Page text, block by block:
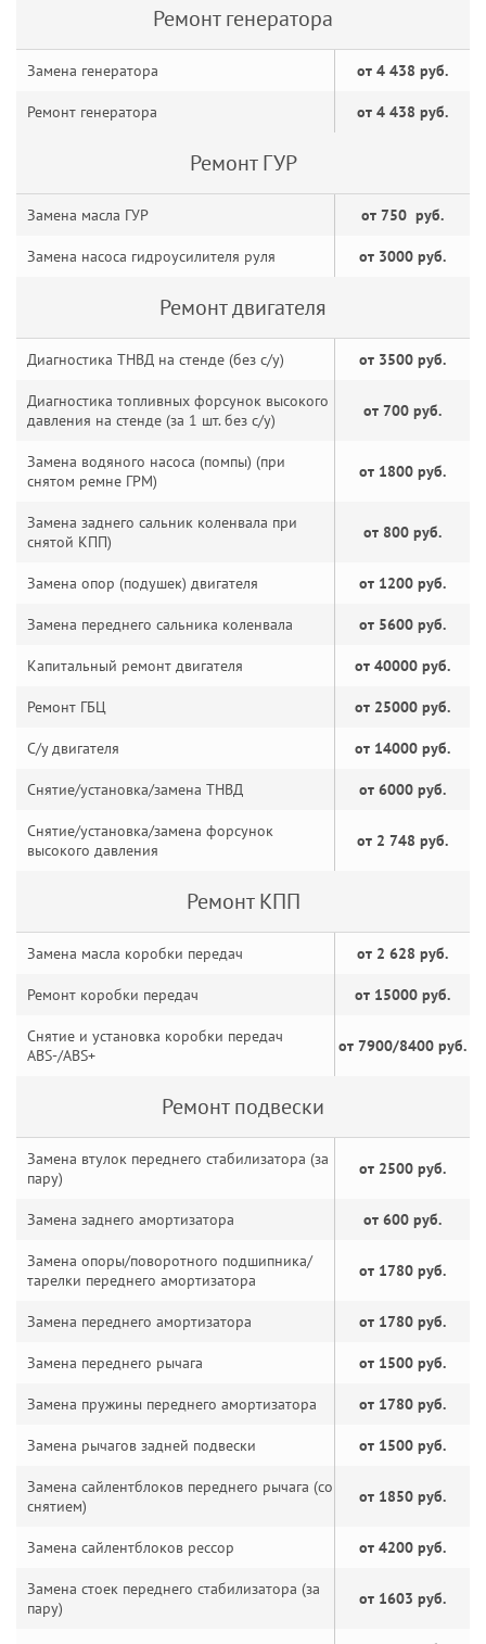
Ремонт генератора
Замена генератора от 4 438 руб.
Ремонт генератора от 4 438 руб.
Ремонт ГУР
Замена масла ГУР от 750 руб.
Замена насоса гидроусилителя руля от 3000 руб.
Ремонт двигателя
Диагностика ТНВД на стенде (без с/у) от 3500 руб.
Диагностика топливных форсунок высокого
давления на стенде (за 1 шт. без с/у)
от 700 руб.
Замена водяного насоса (помпы) (при
снятом ремне ГРМ)
от 1800 руб.
Замена заднего сальник коленвала при
снятой КПП)
от 800 руб.
Замена опор (подушек) двигателя от 1200 руб.
Замена переднего сальника коленвала от 5600 руб.
Капитальный ремонт двигателя от 40000 руб.
Ремонт ГБЦ от 25000 руб.
С/у двигателя от 14000 руб.
Снятие/установка/замена ТНВД от 6000 руб.
Снятие/установка/замена форсунок
высокого давления
от 2 748 руб.
Ремонт КПП
Замена масла коробки передач от 2 628 руб.
Ремонт коробки передач от 15000 руб.
Снятие и установка коробки передач
ABS-/ABS+
от 7900/8400 руб.
Ремонт подвески
Замена втулок переднего стабилизатора (за
пару)
от 2500 руб.
Замена заднего амортизатора от 600 руб.
Замена опоры/поворотного подшипника/
тарелки переднего амортизатора
от 1780 руб.
Замена переднего амортизатора от 1780 руб.
Замена переднего рычага от 1500 руб.
Замена пружины переднего амортизатора от 1780 руб.
Замена рычагов задней подвески от 1500 руб.
Замена сайлентблоков переднего рычага (со
снятием)
от 1850 руб.
Замена сайлентблоков рессор от 4200 руб.
Замена стоек переднего стабилизатора (за
пару)
от 1603 руб.